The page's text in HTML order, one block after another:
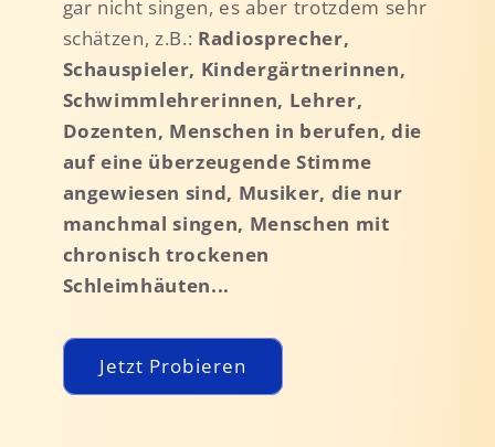
gar nicht singen, es aber trotzdem sehr
schätzen, z.B.: Radiosprecher,
Schauspieler, Kindergärtnerinnen,
Schwimmlehrerinnen, Lehrer,
Dozenten, Menschen in berufen, die
auf eine überzeugende Stimme
angewiesen sind, Musiker, die nur
manchmal singen, Menschen mit
chronisch trockenen
Schleimhäuten...
Jetzt Probieren